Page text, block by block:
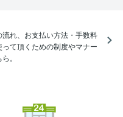
れ、お支払い方法・手数料
て頂くための制度やマナー
。